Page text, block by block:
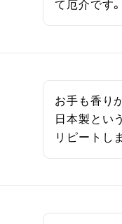
て厄介です。
お手も香り
日本製とい
リピートし